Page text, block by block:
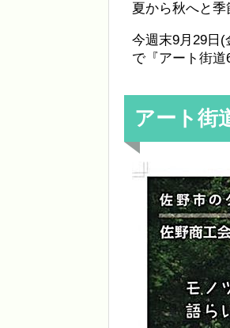
夏から秋へと季
今週末9月29日
で『アート街
アート街